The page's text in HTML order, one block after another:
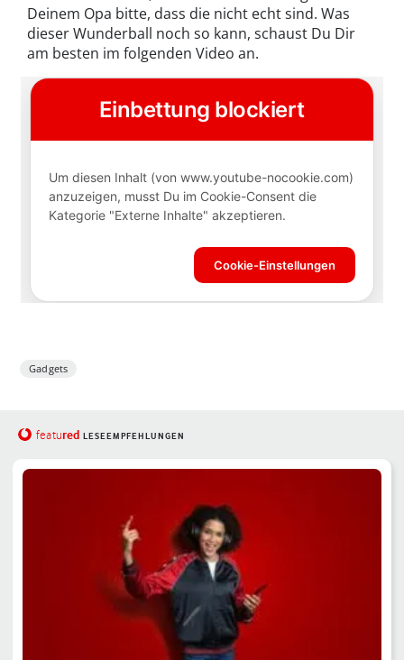
Deinem Opa bitte, dass die nicht echt sind. Was
dieser Wunderball noch so kann, schaust Du Dir
am besten im folgenden Video an.
Gadgets
featured LESEEMPFEHLUNGEN